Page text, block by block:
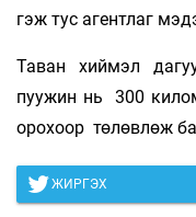
гэж тус агентлаг
Таван хиймэл
пуужин нь 300
орохоор төлөвлөж
ЖИРГЭХ